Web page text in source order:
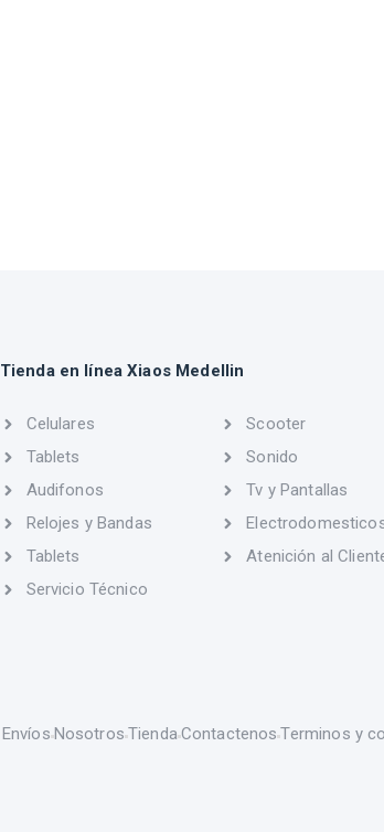
Tienda en línea Xiaos Medellin
Celulares
Tablets
Audifonos
Relojes y Bandas
Tablets
Servicio Técnico
Scooter
Sonido
Tv y Pantallas
Atenición al
Envíos Nosotros TiendaContactenosTerminos y